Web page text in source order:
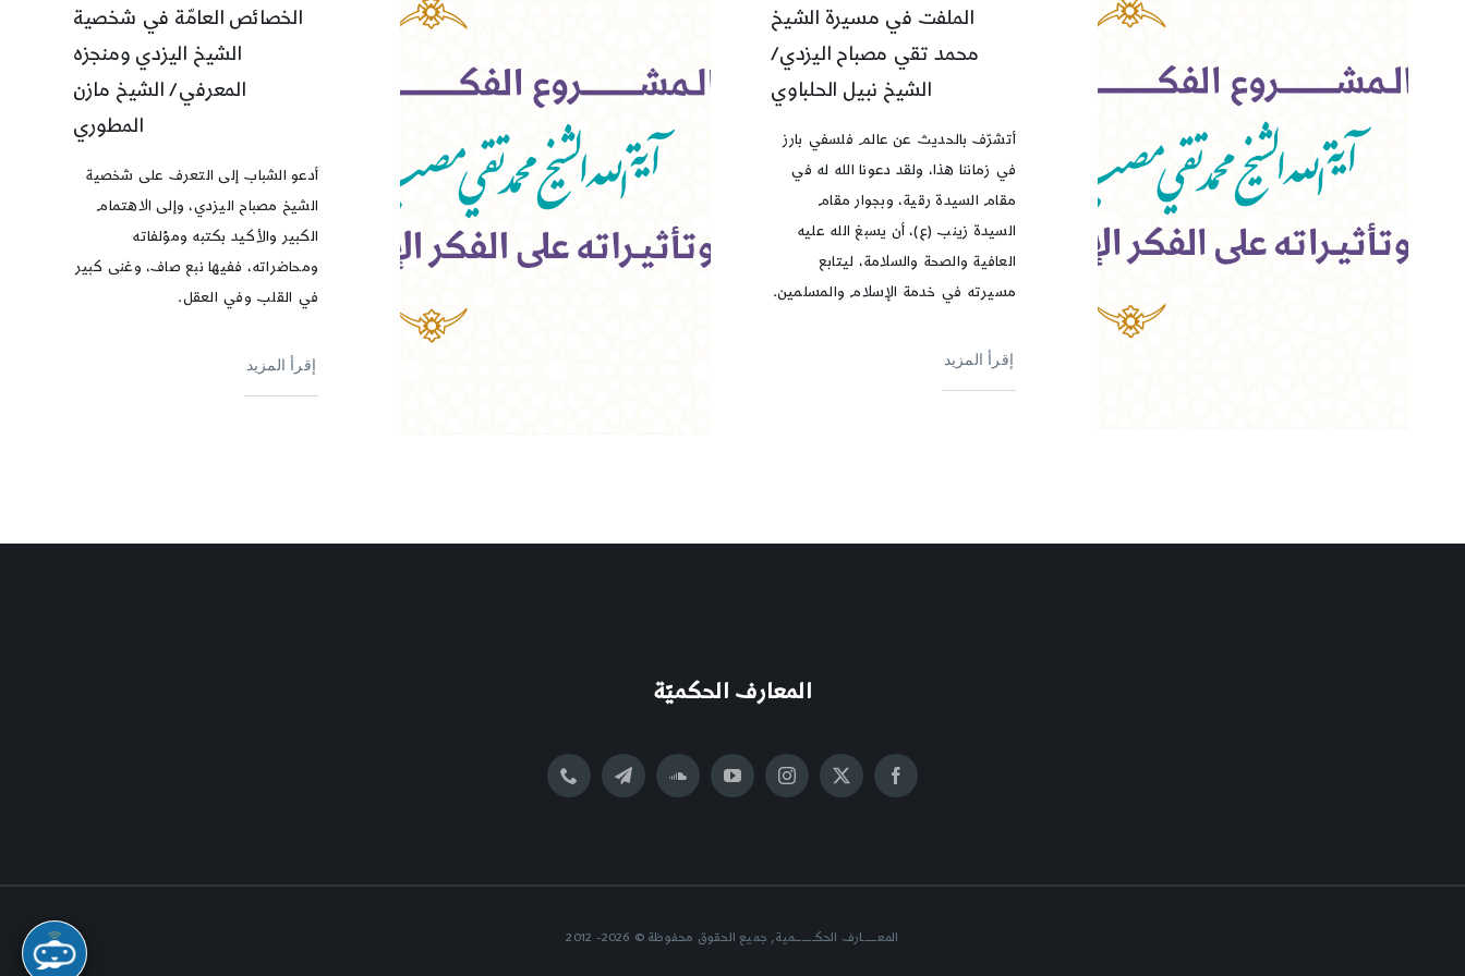
الملفت في مسيرة الشيخ
محمد تقي مصباح اليزدي/
الشيخ نبيل الحلباوي
أتشرّف بالحديث عن عالم فلسفي بارز
في زماننا هذا، ولقد دعونا الله له في
مقام السيدة رقية، وبجوار مقام
السيدة زينب (ع)، أن يسبغ الله عليه
العافية والصحة والسلامة، ليتابع
مسيرته في خدمة الإسلام والمسلمين.
إقرأ المزيد
الخصائص العامّة في شخصية
الشيخ اليزدي ومنجزه
المعرفي/ الشيخ مازن
المطوري
أدعو الشباب إلى التعرف على شخصية
الشيخ مصباح اليزدي، وإلى الاهتمام
الكبير والأكيد بكتبه ومؤلفاته
ومحاضراته، ففيها نبع صاف، وغنى كبير
في القلب وفي العقل.
إقرأ المزيد
المعارف الحكميّة
المعــــــارف الحكــــــــمية, جميع الحقوق محفوظة © 2026- 2012